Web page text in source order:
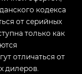
кодекса
от серийных
только как
отличаться от
дилеров.